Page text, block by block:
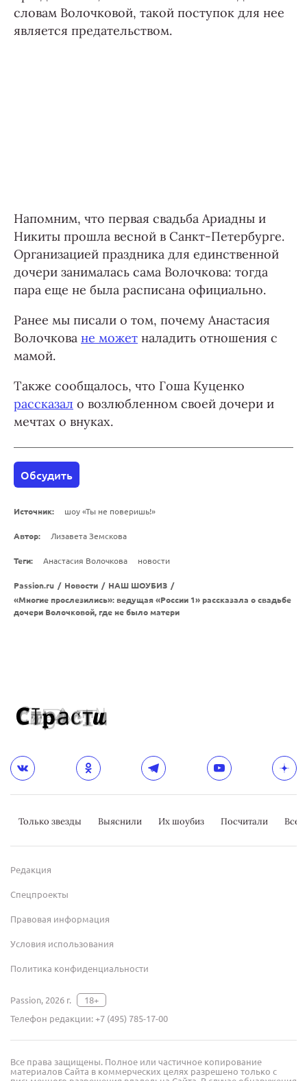
словам Волочковой, такой поступок для нее
является предательством.
Напомним, что первая свадьба Ариадны и
Никиты прошла весной в Санкт-Петербурге.
Организацией праздника для единственной
дочери занималась сама Волочкова: тогда
пара еще не была расписана официально.
Ранее мы писали о том, почему Анастасия
Волочкова не может наладить отношения с
мамой.
Также сообщалось, что Гоша Куценко
рассказал о возлюбленном своей дочери и
мечтах о внуках.
Обсудить
Источник: шоу «Ты не поверишь!»
Автор: Лизавета Земскова
Теги: Анастасия Волочкова новости
Passion.ru / Новости / НАШ ШОУБИЗ /
«Многие прослезились»: ведущая «‎России 1» рассказала о свадьбе
дочери Волочковой, где не было матери
Только звезды Выяснили Их шоубиз Посчитали
Редакция
Спецпроекты
Правовая информация
Условия использования
Политика конфиденциальности
Passion, 2026 г.
18+
Телефон редакции:+7 (495) 785-17-00
Все права защищены. Полное или частичное копирование
материалов Сайта в коммерческих целях разрешено только с